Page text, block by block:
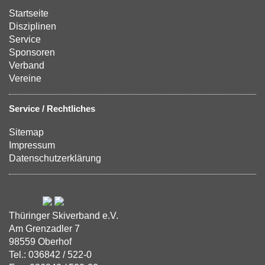
Startseite
Disziplinen
Service
Sponsoren
Verband
Vereine
Service / Rechtliches
Sitemap
Impressum
Datenschutzerklärung
Thüringer Skiverband e.V.
Am Grenzadler 7
98559 Oberhof
Tel.: 036842 / 522-0